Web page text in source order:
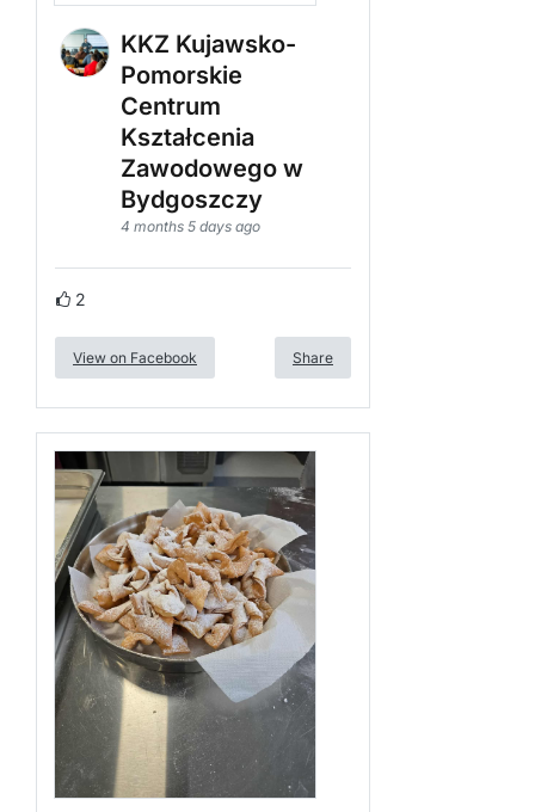
KKZ Kujawsko-
Pomorskie
Centrum
Kształcenia
Zawodowego w
Bydgoszczy
4 months 5 days ago
2
View on Facebook Share